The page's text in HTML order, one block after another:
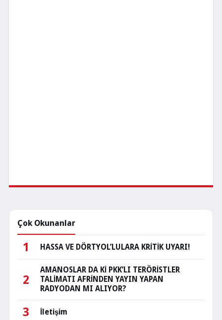
Çok Okunanlar
1 HASSA VE DÖRTYOL’LULARA KRİTİK UYARI!
2
AMANOSLAR DA Kİ PKK’LI TERÖRİSTLER
TALİMATI AFRİNDEN YAYIN YAPAN
RADYODAN MI ALIYOR?
3 İletişim